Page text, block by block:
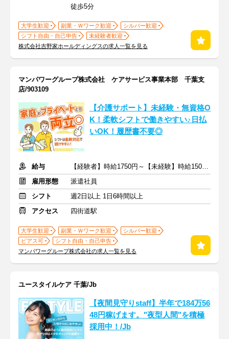
徒歩5分
大学生歓迎 副業・Ｗワーク歓迎
シルバー歓迎
シフト自由・自己申告
未経験者歓迎
株式会社吉野家ホールディングスの求人一覧を見る
マンパワーグループ株式会社 ケアサービス事業本部 千葉支
店/903109
【介護サポート】未経験・無資格O
K！柔軟シフトで働きやすい♪日払
いOK！履歴書不要◎
給与
【経験者】時給1750円～【未経験】時給1500円～ ※交通費全額
雇用形態
派遣社員
シフト
週2日以上 1日6時間以上
アクセス
四街道駅
大学生歓迎 副業・Ｗワーク歓迎
シルバー歓迎
ピアス可
シフト自由・自己申告
マンパワーグループ株式会社の求人一覧を見る
ユースタイルケア 千葉/Jb
【夜間見守りstaff】半年で184万56
48円稼げます。"夜型人間"を積極
採用中！/Jb